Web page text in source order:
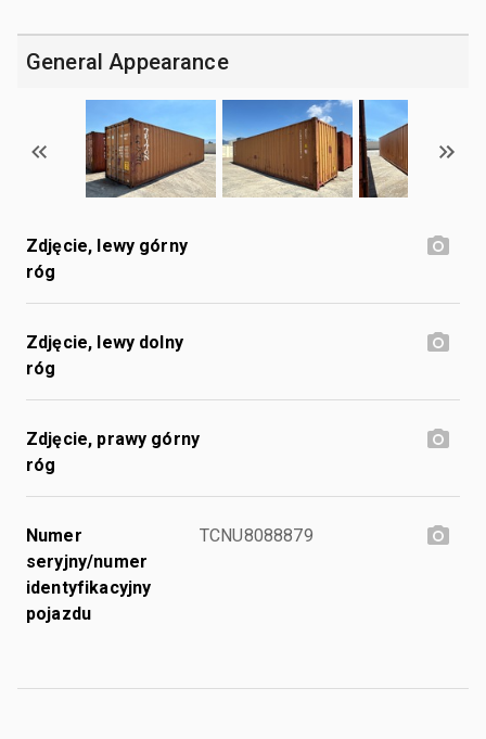
General Appearance
Zdjęcie, lewy górny
róg
Zdjęcie, lewy dolny
róg
Zdjęcie, prawy górny
róg
Numer
seryjny/numer
identyfikacyjny
pojazdu
TCNU8088879